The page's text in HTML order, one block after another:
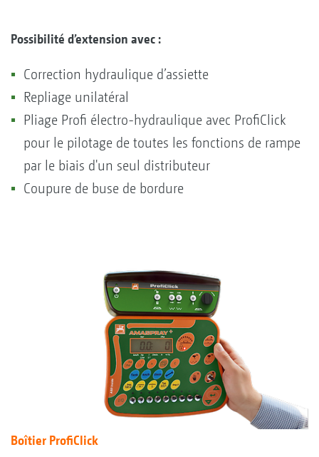
Possibilité d’extension avec :
Correction hydraulique d’assiette
Repliage unilatéral
Pliage Profi électro-hydraulique avec ProfiClick
pour le pilotage de toutes les fonctions de rampe
par le biais d'un seul distributeur
Coupure de buse de bordure
Boîtier ProfiClick